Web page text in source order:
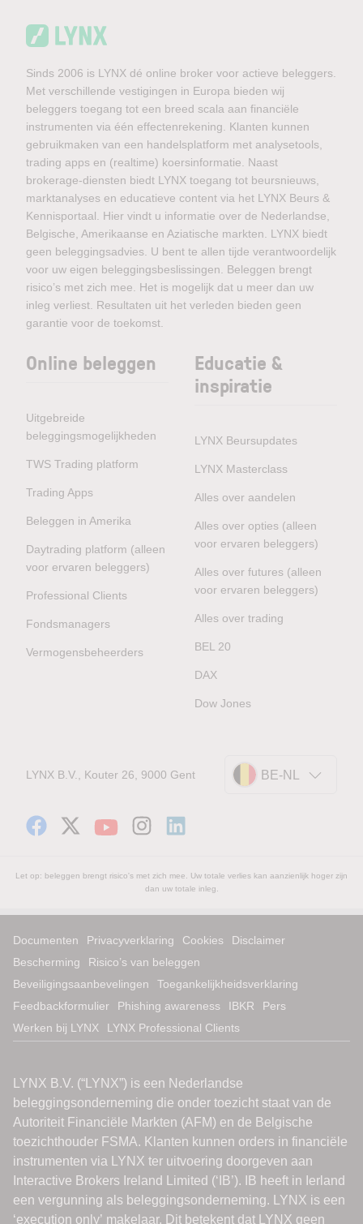
Sinds 2006 is LYNX dé online broker voor actieve beleggers.
Met verschillende vestigingen in Europa bieden wij
beleggers toegang tot een breed scala aan financiële
instrumenten via één effectenrekening. Klanten kunnen
gebruikmaken van een handelsplatform met analysetools,
trading apps en (realtime) koersinformatie. Naast
brokerage-diensten biedt LYNX toegang tot beursnieuws,
marktanalyses en educatieve content via het LYNX Beurs &
Kennisportaal. Hier vindt u informatie over de Nederlandse,
Belgische, Amerikaanse en Aziatische markten. LYNX biedt
geen beleggingsadvies. U bent te allen tijde verantwoordelijk
voor uw eigen beleggingsbeslissingen. Beleggen brengt
risico’s met zich mee. Het is mogelijk dat u meer dan uw
inleg verliest. Resultaten uit het verleden bieden geen
garantie voor de toekomst.
Online beleggen
Uitgebreide
beleggingsmogelijkheden
TWS Trading platform
Trading Apps
Beleggen in Amerika
Daytrading platform (alleen
voor ervaren beleggers)
Professional Clients
Fondsmanagers
Vermogensbeheerders
Educatie &
inspiratie
LYNX Beursupdates
LYNX Masterclass
Alles over aandelen
Alles over opties (alleen
voor ervaren beleggers)
Alles over futures (alleen
voor ervaren beleggers)
Alles over trading
BEL 20
DAX
Dow Jones
LYNX B.V., Kouter 26, 9000 Gent BE-NL
Let op: beleggen brengt risico's met zich mee. Uw totale verlies kan aanzienlijk hoger zijn
dan uw totale inleg.
Documenten Privacyverklaring Cookies
Disclaimer
Bescherming
Risico’s van beleggen
Beveiligingsaanbevelingen
Toegankelijkheidsverklaring
Feedbackformulier
Phishing awareness IBKR
Pers
Werken bij LYNX
LYNX Professional Clients